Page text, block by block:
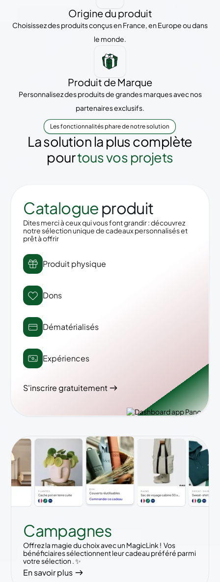
Origine du produit
Choisissez des produits conçus en France, en Europe ou dans
le monde.
Produit de Marque
Personnalisez des produits de grandes marques avec nos
partenaires exclusifs.
Les fonctionnalités phare de notre solution
La solution la plus complète
pourtous vos projets
Catalogue produit
Dites merci à ceux qui vous font grandir : découvrez
notre sélection unique de cadeaux personnalisés et
prêt à offrir
Produit physique
Dons
Dématérialisés
Expériences
S'inscrire gratuitement
Campagnes
Offrez la magie du choix avec un MagicLink ! Vos
bénéficiaires sélectionnent leur cadeau préféré parmi
votre sélection . ✨
En savoir plus